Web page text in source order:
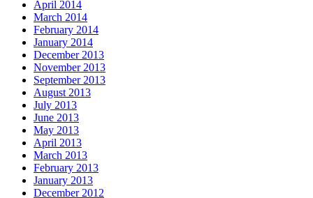
April 2014
March 2014
February 2014
January 2014
December 2013
November 2013
September 2013
August 2013
July 2013
June 2013
May 2013
April 2013
March 2013
February 2013
January 2013
December 2012